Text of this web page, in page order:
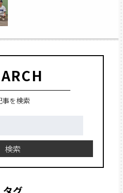
事を検索
検索